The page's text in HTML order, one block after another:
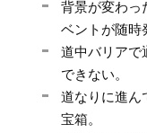
背景が変わっ
ベントが随時
道中バリアで
できない。
道なりに進ん
宝箱。